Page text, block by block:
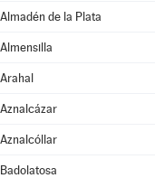
Almadén de la Plata
Almensilla
Arahal
Aznalcázar
Aznalcóllar
Badolatosa